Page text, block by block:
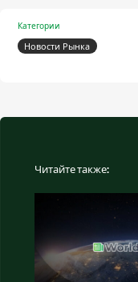
Категории
Новости Рынка
Читайте также: